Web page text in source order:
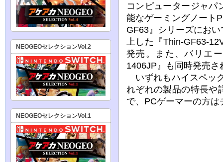
コンピュータージャパ
能なゲーミングノー
GF63』シリーズにお
上した『Thin-GF63-
発売。また、バリエ
1406JP』も同時発売さ
いずれもハイスペッ
れぞれの製品の特長や
で、PCゲーマーの方
NEOGEOセレクションVol.2
NEOGEOセレクションVol.1